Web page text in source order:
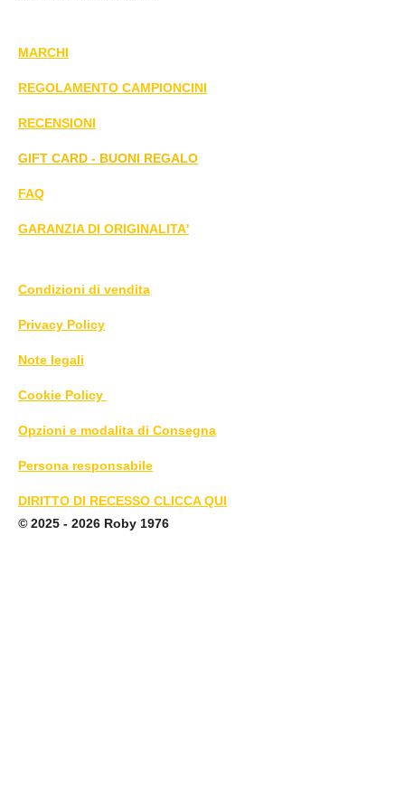
MARCHI
REGOLAMENTO CAMPIONCINI
RECENSIONI
GIFT CARD - BUONI REGALO
FAQ
GARANZIA DI ORIGINALITA'
Condizioni di vendita
Privacy Policy
Note legali
Cookie Policy
Opzioni e modalita di Consegna
Persona responsabile
DIRITTO DI RECESSO CLICCA QUI
© 2025 - 2026 Roby 1976